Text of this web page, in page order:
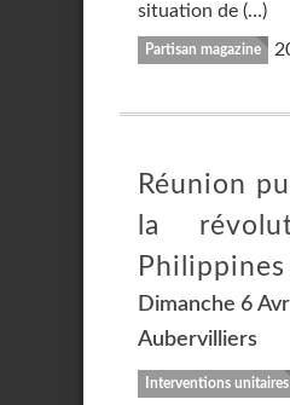
situation de (…)
Partisan magazine
Réunion
la
Philippines
Dimanche 6
Aubervilliers
Interventions unitaires